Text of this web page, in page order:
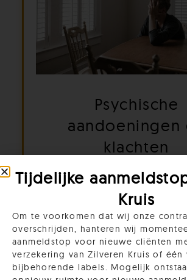
Psychische
aandoeningen
klachten
Welke verschillende
aandoeningen en klachten
Tijdelijke
Kruis
Om te voorkomen dat wij onze
overschrijden, hanteren wij
aanmeldstop voor nieuwe cliënten
verzekering van Zilveren Kruis of één
bijbehorende labels. Mogelijk